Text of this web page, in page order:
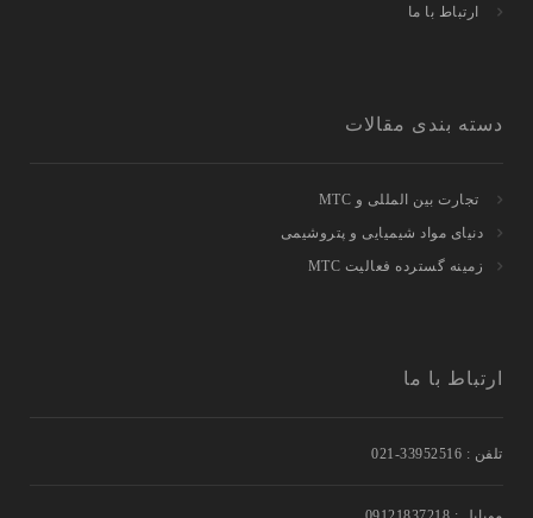
ارتباط با ما
دسته بندی مقالات
تجارت بین المللی و MTC
دنیای مواد شیمیایی و پتروشیمی
زمینه گسترده فعالیت MTC
ارتباط با ما
تلفن : 33952516-021